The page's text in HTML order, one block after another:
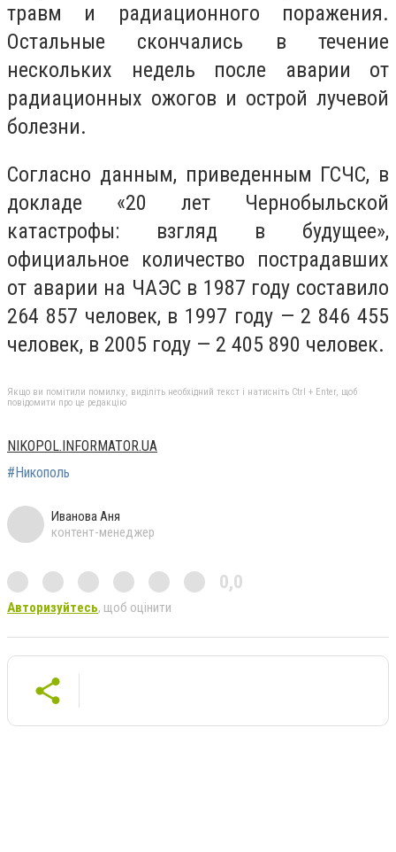
травм и радиационного поражения.
Остальные скончались в течение
нескольких недель после аварии от
радиационных ожогов и острой лучевой
болезни.
Согласно данным, приведенным ГСЧС, в
докладе «20 лет Чернобыльской
катастрофы: взгляд в будущее»,
официальное количество пострадавших
от аварии на ЧАЭС в 1987 году составило
264 857 человек, в 1997 году — 2 846 455
человек, в 2005 году — 2 405 890 человек.
Якщо ви помітили помилку, виділіть необхідний текст і натисніть Ctrl + Enter, щоб
повідомити про це редакцію
NIKOPOL.INFORMATOR.UA
#Никополь
Иванова Аня
контент-менеджер
0,0
Авторизуйтесь, щоб оцінити